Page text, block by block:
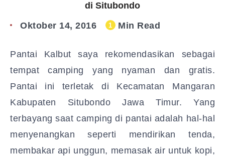
di Situbondo
Oktober 14, 2016 1 Min Read
Pantai Kalbut saya rekomendasikan sebagai
tempat camping yang nyaman dan gratis.
Pantai ini terletak di Kecamatan Mangaran
Kabupaten Situbondo Jawa Timur. Yang
terbayang saat camping di pantai adalah hal-hal
menyenangkan seperti mendirikan tenda,
membakar api unggun, memasak air untuk kopi,